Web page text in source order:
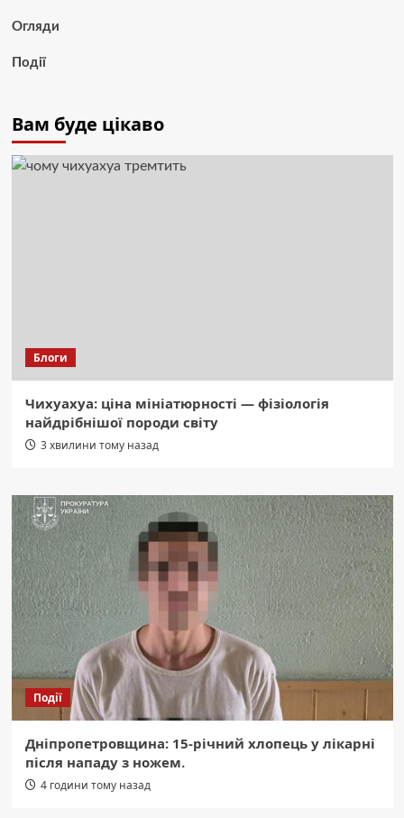
Огляди
Події
Вам буде цікаво
Блоги
Чихуахуа: ціна мініатюрності — фізіологія
найдрібнішої породи світу
3 хвилини тому назад
Події
Дніпропетровщина: 15-річний хлопець у лікарні
після нападу з ножем.
4 години тому назад